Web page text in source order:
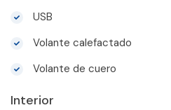
USB
Volante calefactado
Volante de cuero
Interior